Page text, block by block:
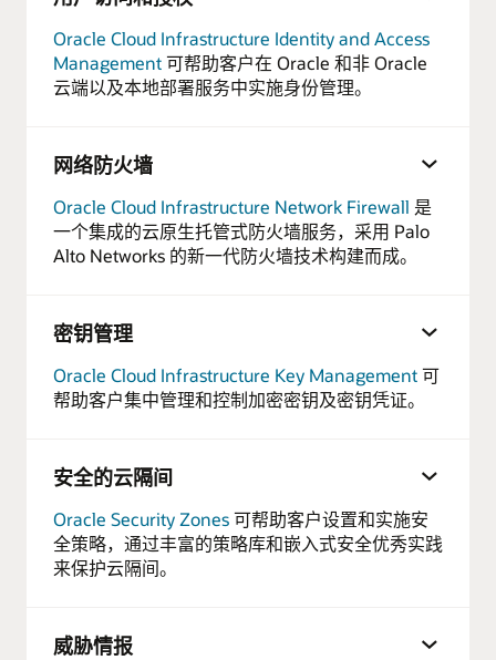
Oracle Cloud Infrastructure Identity and Access
Management可帮助客户在 Oracle 和非 Oracle
云端以及本地部署服务中实施身份管理。
网络防火墙
Oracle Cloud Infrastructure Network Firewall 是
一个集成的云原生托管式防火墙服务，采用 Palo
Alto Networks 的新一代防火墙技术构建而成。
密钥管理
Oracle Cloud Infrastructure Key Management可
帮助客户集中管理和控制加密密钥及密钥凭证。
安全的云隔间
Oracle Security Zones可帮助客户设置和实施安
全策略，通过丰富的策略库和嵌入式安全优秀实践
来保护云隔间。
威胁情报